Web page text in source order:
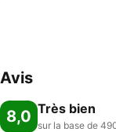
Avis
8,0 Très bien
sur la base de